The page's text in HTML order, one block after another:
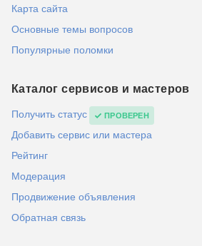
Карта сайта
Основные темы вопросов
Популярные поломки
Каталог сервисов и мастеров
Получить статус ПРОВЕРЕН
Добавить сервис или мастера
Рейтинг
Модерация
Продвижение объявления
Обратная связь